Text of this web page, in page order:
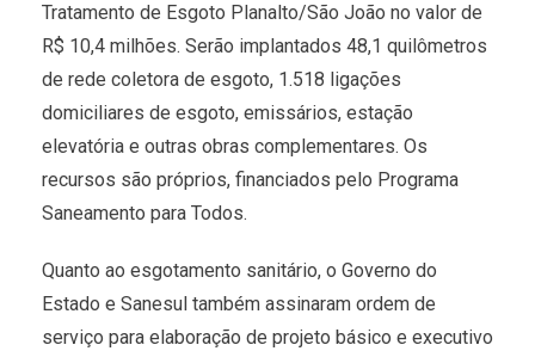
Tratamento de Esgoto Planalto/São João no valor de
R$ 10,4 milhões. Serão implantados 48,1 quilômetros
de rede coletora de esgoto, 1.518 ligações
domiciliares de esgoto, emissários, estação
elevatória e outras obras complementares. Os
recursos são próprios, financiados pelo Programa
Saneamento para Todos.
Quanto ao esgotamento sanitário, o Governo do
Estado e Sanesul também assinaram ordem de
serviço para elaboração de projeto básico e executivo